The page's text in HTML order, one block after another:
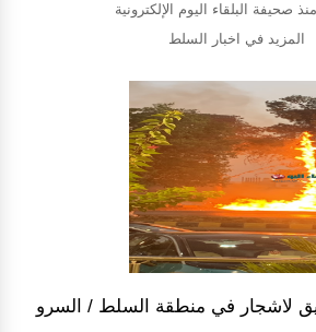
صحيفة البلقاء اليوم الإلكترونية
المزيد في اخبار السلط
لاشجار في منطقة السلط / السرو